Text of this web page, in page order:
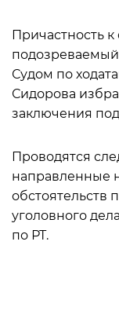
Причастность
Судом по
Сидорова
заключения
Проводятся
направленные
обстоятельств
уголовного
по РТ.